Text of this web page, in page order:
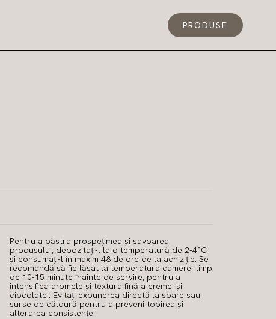
PRODUSE
Pentru a păstra prospețimea și savoarea
produsului, depozitați-l la o temperatură de 2-4°C
și consumați-l în maxim 48 de ore de la achiziție. Se
recomandă să fie lăsat la temperatura camerei timp
de 10-15 minute înainte de servire, pentru a
intensifica aromele și textura fină a cremei și
ciocolatei. Evitați expunerea directă la soare sau
surse de căldură pentru a preveni topirea și
alterarea consistenței.